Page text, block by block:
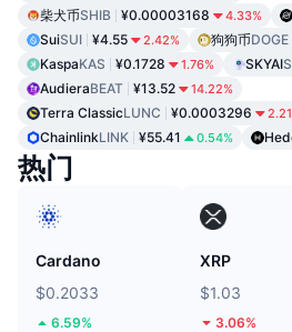
柴犬币SHIB ¥0.00003168 4.33%
SuiSUI ¥4.55 2.42% 狗狗币DOGE
KaspaKAS ¥0.1728 1.76% SKYAI
AudieraBEAT ¥13.52 14.22%
Terra ClassicLUNC ¥0.0003296
ChainlinkLINK ¥55.41 0.54%
热门
Cardano
$0.2033
6.59%
XRP
$1.03
3.06%